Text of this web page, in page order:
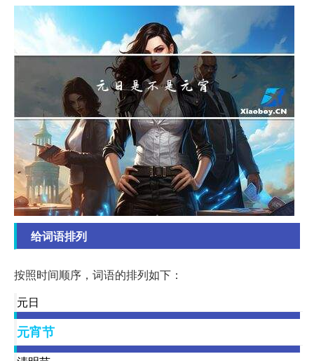
给词语排列
按照时间顺序，词语的排列如下：
元日
元宵节